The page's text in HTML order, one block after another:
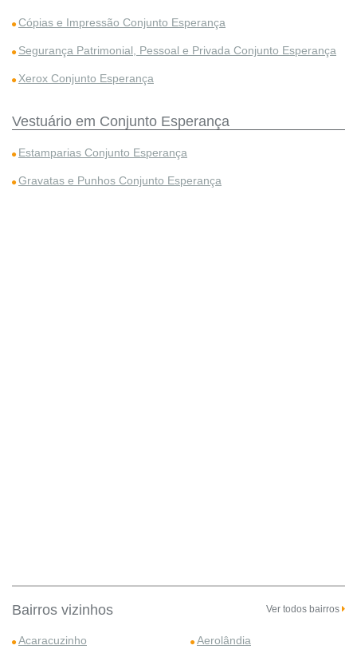
Cópias e Impressão Conjunto Esperança
Segurança Patrimonial, Pessoal e Privada Conjunto Esperança
Xerox Conjunto Esperança
Vestuário em Conjunto Esperança
Estamparias Conjunto Esperança
Gravatas e Punhos Conjunto Esperança
Bairros vizinhos Ver todos bairros
Acaracuzinho Aerolândia